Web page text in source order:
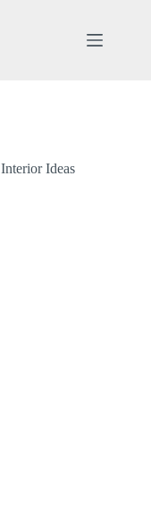
Interior Ideas